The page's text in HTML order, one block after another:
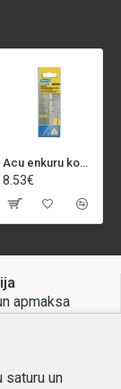
Acu enkuru komplekts, 3-13 mm, Rapid, 12 gab.
8.53€
apmaksa
saturu un